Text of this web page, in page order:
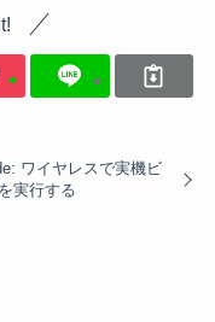
ワイヤレスで実機ビ
実行する